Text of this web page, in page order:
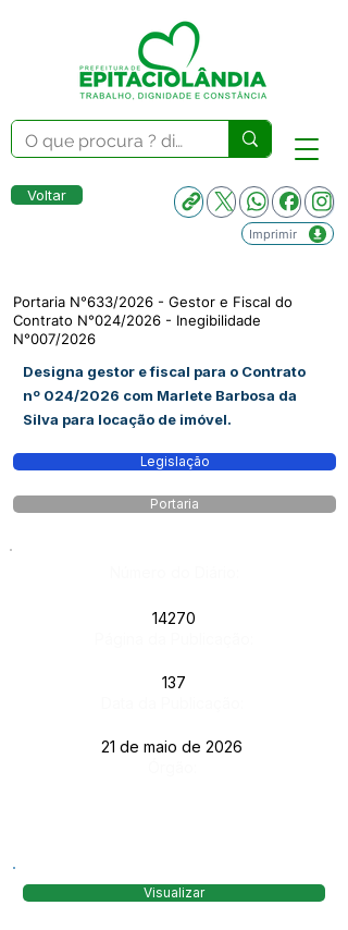
Voltar
Imprimir
Portaria N°633/2026 - Gestor e Fiscal do
Contrato N°024/2026 - Inegibilidade
N°007/2026
Designa gestor e fiscal para o Contrato
nº 024/2026 com Marlete Barbosa da
Silva para locação de imóvel.
Legislação
Portaria
14270
137
21 de maio de 2026
Visualizar